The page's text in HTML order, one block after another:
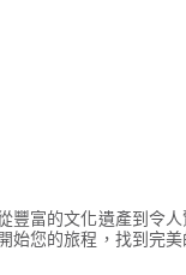
富的文化遺產到令
您的旅程，找到完美